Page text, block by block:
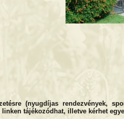
(nyugdíjas rendezvények,
tájékozódhat, illetve kérhet